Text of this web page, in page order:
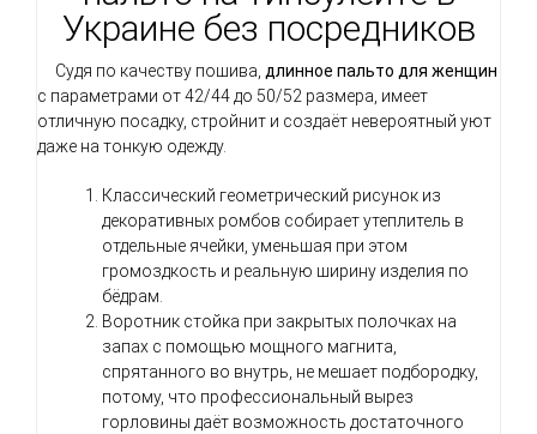
Украине без посредников
Судя по качеству пошива, длинное пальто для женщин
с параметрами от 42/44 до 50/52 размера, имеет
отличную посадку, стройнит и создаёт невероятный уют
даже на тонкую одежду.
Классический геометрический рисунок из
декоративных ромбов собирает утеплитель в
отдельные ячейки, уменьшая при этом
громоздкость и реальную ширину изделия по
бёдрам.
Воротник стойка при закрытых полочках на
запах с помощью мощного магнита,
спрятанного во внутрь, не мешает подбородку,
потому, что профессиональный вырез
горловины даёт возможность достаточного